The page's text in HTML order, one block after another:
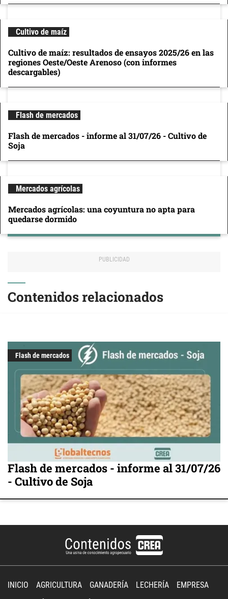
Cultivo de maíz
Cultivo de maíz: resultados de ensayos 2025/26 en las
regiones Oeste/Oeste Arenoso (con informes
descargables)
Flash de mercados
Flash de mercados - informe al 31/07/26 - Cultivo de
Soja
Mercados agrícolas
Mercados agrícolas: una coyuntura no apta para
quedarse dormido
Contenidos relacionados
Flash de mercados
Flash de mercados - informe al 31/07/26
- Cultivo de Soja
INICIO AGRICULTURA GANADERÍA LECHERÍA
EMPRESA